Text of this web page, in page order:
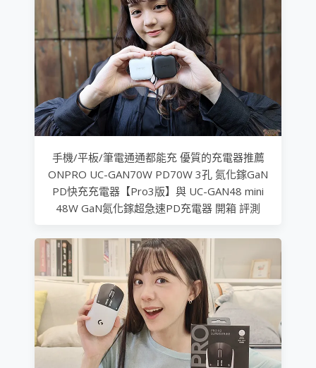
手機/平板/筆電通通都能充 優質的充電器推薦
ONPRO UC-GAN70W PD70W 3孔 氮化鎵GaN
PD快充充電器【Pro3版】與 UC-GAN48 mini
48W GaN氮化鎵超急速PD充電器 開箱 評測